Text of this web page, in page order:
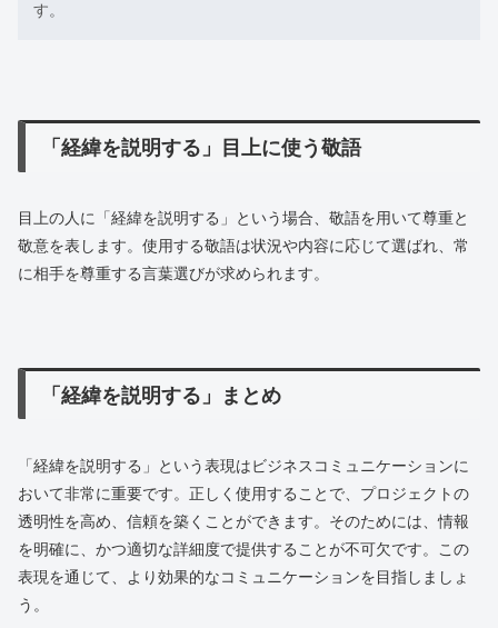
す。
「経緯を説明する」目上に使う敬語
目上の人に「経緯を説明する」という場合、敬語を用いて尊重と
敬意を表します。使用する敬語は状況や内容に応じて選ばれ、常
に相手を尊重する言葉選びが求められます。
「経緯を説明する」まとめ
「経緯を説明する」という表現はビジネスコミュニケーションに
おいて非常に重要です。正しく使用することで、プロジェクトの
透明性を高め、信頼を築くことができます。そのためには、情報
を明確に、かつ適切な詳細度で提供することが不可欠です。この
表現を通じて、より効果的なコミュニケーションを目指しましょ
う。